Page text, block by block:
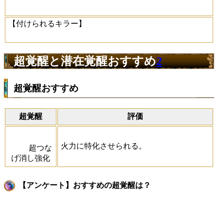
【付けられるキラー】
超覚醒と潜在覚醒おすすめ2
超覚醒おすすめ
超覚醒 評価
超つな
げ消し強化
火力に特化させられる。
【アンケート】おすすめの超覚醒は？